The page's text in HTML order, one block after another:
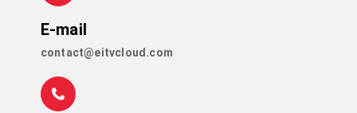
E-mail
contact@eitvcloud.com